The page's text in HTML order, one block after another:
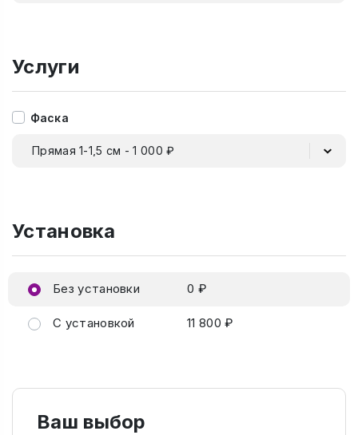
Услуги
Фаска
Прямая 1-1,5 см - 1 000 ₽
Установка
Без установки 0 ₽
С установкой 11 800 ₽
Ваш выбор